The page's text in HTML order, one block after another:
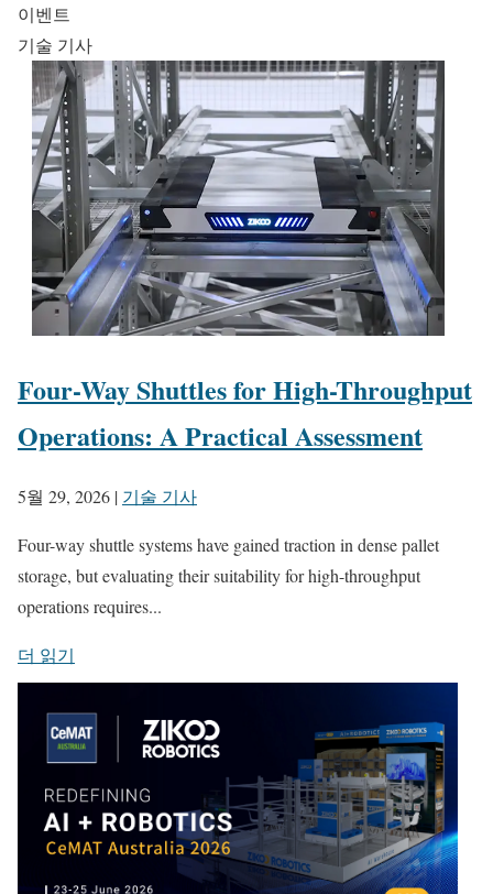
이벤트
기술 기사
Four-Way Shuttles for High-Throughput
Operations: A Practical Assessment
5월 29, 2026 | 기술 기사
Four-way shuttle systems have gained traction in dense pallet
storage, but evaluating their suitability for high-throughput
operations requires...
더 읽기